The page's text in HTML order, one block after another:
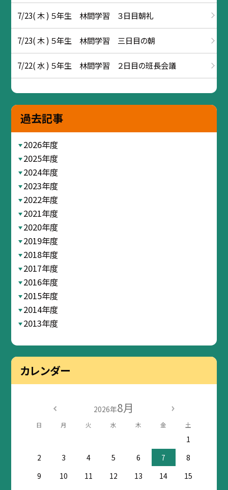
7/23( 木 ) ５年生 林間学習 ３日目朝礼
7/23( 木 ) ５年生 林間学習 三日目の朝
7/22( 水 ) ５年生 林間学習 ２日目の班長会議
過去記事
2026年度
2025年度
2024年度
2023年度
2022年度
2021年度
2020年度
2019年度
2018年度
2017年度
2016年度
2015年度
2014年度
2013年度
カレンダー
2026年8月
日 月 火 水 木 金 土
1
2
3 4 5 6 7
8
9
10 11 12 13 14
15